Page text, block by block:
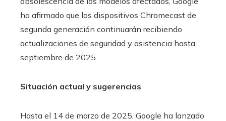
ha afirmado que los dispositivos Chromecast de
segunda generación continuarán recibiendo
actualizaciones de seguridad y asistencia hasta
septiembre de 2025.
Situación actual y sugerencias
Hasta el 14 de marzo de 2025, Google ha lanzado